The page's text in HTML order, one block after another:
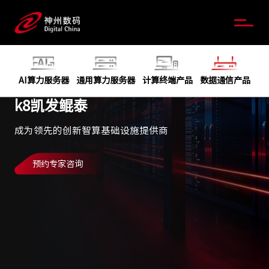
k8凯发鲲泰
成为领先的创新智算基础设施提供商
预约专家咨询
AI算力服务器 通用算力服务器 计算终端产品 数据通信产品